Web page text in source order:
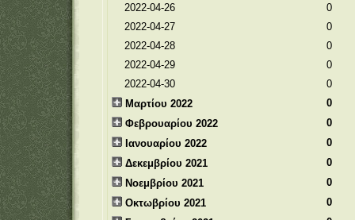
2022-04-26
0
2022-04-27
0
2022-04-28
0
2022-04-29
0
2022-04-30
0
Μαρτίου 2022
0
Φεβρουαρίου 2022
0
Ιανουαρίου 2022
0
Δεκεμβρίου 2021
0
Νοεμβρίου 2021
0
Οκτωβρίου 2021
0